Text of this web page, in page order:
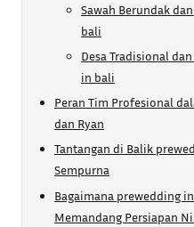
Sawah Berundak
bali
Desa Tradisional
in bali
Peran Tim Profesional
dan Ryan
Tantangan di Balik
Sempurna
Bagaimana prewedding
Memandang Persiapan